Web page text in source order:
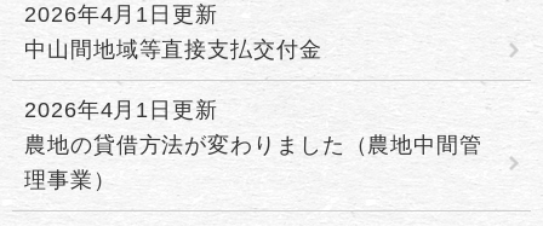
2026年4月1日更新
中山間地域等直接支払交付金
2026年4月1日更新
農地の貸借方法が変わりました（農地中間管
理事業）